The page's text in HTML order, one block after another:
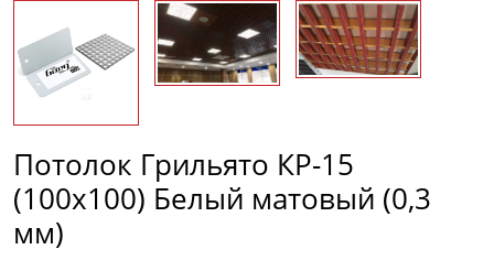
Потолок Грильято КР-15
(100х100) Белый матовый (0,3
мм)